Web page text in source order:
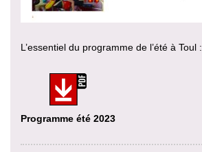
L’essentiel du programme de l’été à Toul :
Programme été 2023